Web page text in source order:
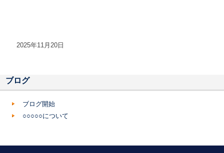
2025年11月20日
ブログ
ブログ開始
○○○○○について